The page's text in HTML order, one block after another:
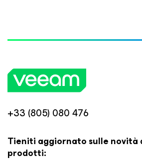
+33 (805) 080 476
Tieniti aggiornato sulle novità
prodotti: